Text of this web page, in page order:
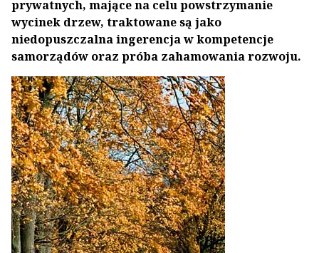
prywatnych, mające na celu powstrzymanie
wycinek drzew, traktowane są jako
niedopuszczalna ingerencja w kompetencje
samorządów oraz próba zahamowania rozwoju.